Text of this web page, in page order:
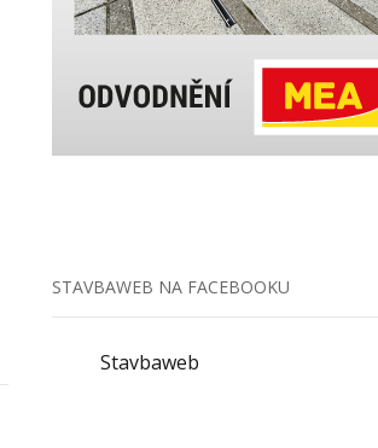
STAVBAWEB NA FACEBOOKU
Stavbaweb